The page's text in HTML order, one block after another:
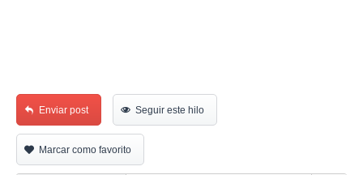
Enviar post Seguir este hilo
Marcar como favorito